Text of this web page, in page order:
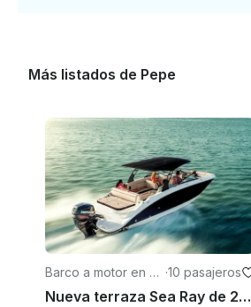
Más listados de Pepe
Barco a motor en Ca
ncún
·10 pasajeros
Nueva terraza Sea Ray de 28 pies en Cancún | Motos acuáticas y ceviche gratis (alquiler de 6 horas)